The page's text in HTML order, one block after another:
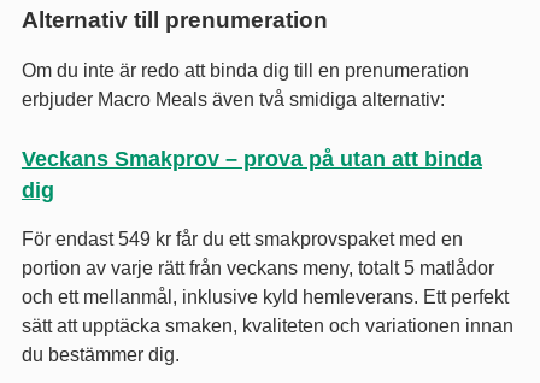
Alternativ till prenumeration
Om du inte är redo att binda dig till en prenumeration
erbjuder Macro Meals även två smidiga alternativ:
Veckans Smakprov – prova på utan att binda
dig
För endast 549 kr får du ett smakprovspaket med en
portion av varje rätt från veckans meny, totalt 5 matlådor
och ett mellanmål, inklusive kyld hemleverans. Ett perfekt
sätt att upptäcka smaken, kvaliteten och variationen innan
du bestämmer dig.